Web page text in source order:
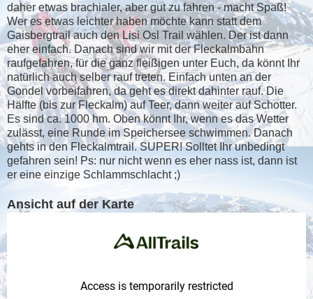
daher etwas brachialer, aber gut zu fahren - macht Spaß!
Wer es etwas leichter haben möchte kann statt dem
Gaisbergtrail auch den Lisi Osl Trail wählen. Der ist dann
eher einfach. Danach sind wir mit der Fleckalmbahn
raufgefahren, für die ganz fleißigen unter Euch, da könnt Ihr
natürlich auch selber rauf treten. Einfach unten an der
Gondel vorbeifahren, da geht es direkt dahinter rauf. Die
Hälfte (bis zur Fleckalm) auf Teer, dann weiter auf Schotter.
Es sind ca. 1000 hm. Oben könnt Ihr, wenn es das Wetter
zulässt, eine Runde im Speichersee schwimmen. Danach
gehts in den Fleckalmtrail. SUPER! Solltet Ihr unbedingt
gefahren sein! Ps: nur nicht wenn es eher nass ist, dann ist
er eine einzige Schlammschlacht ;)
Ansicht auf der Karte